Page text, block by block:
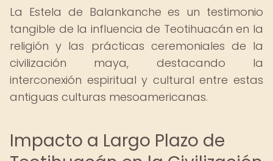
La Estela de Balankanche es un testimonio
tangible de la influencia de Teotihuacán en la
religión y las prácticas ceremoniales de la
civilización maya, destacando la
interconexión espiritual y cultural entre estas
antiguas culturas mesoamericanas.
Impacto a Largo Plazo de